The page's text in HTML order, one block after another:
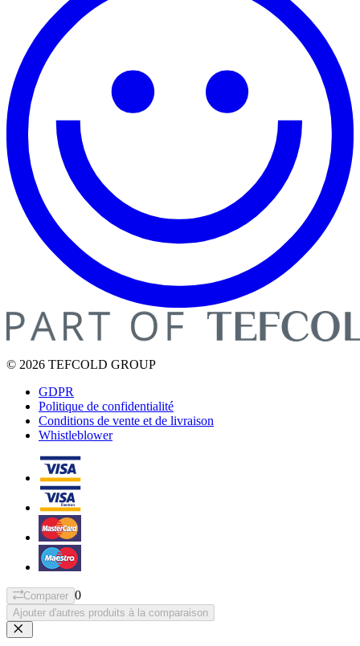
© 2026 TEFCOLD GROUP
GDPR
Politique de confidentialité
Conditions de vente et de livraison
Whistleblower
Comparer 0
Ajouter d'autres produits à la comparaison